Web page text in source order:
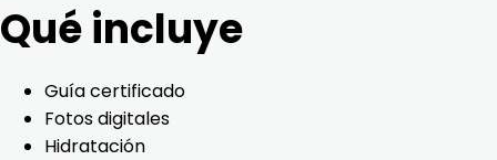
Qué incluye
Guía certificado
Fotos digitales
Hidratación